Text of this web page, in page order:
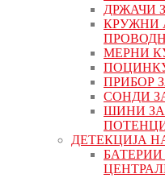
ДРЖАЧИ
КРУЖНИ
МЕРНИ
ПРИБОР
СОНДИ
ШИНИ ЗА
ДЕТЕКЦИЈА